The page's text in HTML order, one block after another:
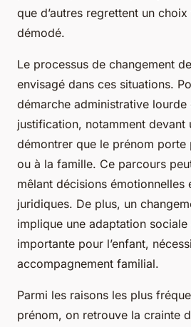
que d’autres regrettent un
démodé.
Le processus de changement
envisagé dans ces situations.
démarche administrative lourde
justification, notamment devant
démontrer que le prénom porte
ou à la famille. Ce parcours
mêlant décisions émotionnelles
juridiques. De plus, un
implique une adaptation
importante pour l’enfant,
accompagnement familial.
Parmi les raisons les plus
prénom, on retrouve la crainte